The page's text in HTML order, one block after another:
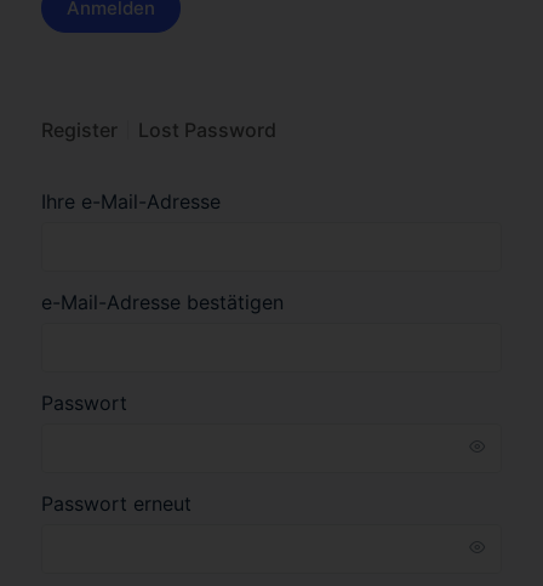
Register Lost Password
Ihre e-Mail-Adresse
e-Mail-Adresse bestätigen
Passwort
Passwort erneut